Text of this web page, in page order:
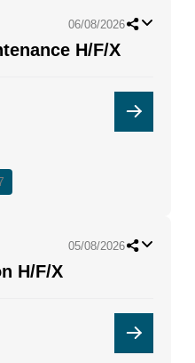
06/08/2026
H/F/X
05/08/2026
H/F/X